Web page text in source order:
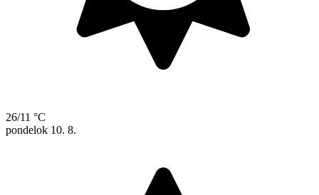
26/11 °C
pondelok 10. 8.